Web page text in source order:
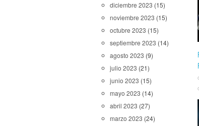
diciembre 2023 (15)
noviembre 2023 (15)
octubre 2023 (15)
septiembre 2023 (14)
agosto 2023 (9)
julio 2023 (21)
junio 2023 (15)
mayo 2023 (14)
abril 2023 (27)
marzo 2023 (24)